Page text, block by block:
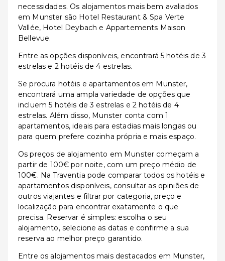
necessidades. Os alojamentos mais bem avaliados
em Munster são Hotel Restaurant & Spa Verte
Vallée, Hotel Deybach e Appartements Maison
Bellevue.
Entre as opções disponíveis, encontrará 5 hotéis de 3
estrelas e 2 hotéis de 4 estrelas.
Se procura hotéis e apartamentos em Munster,
encontrará uma ampla variedade de opções que
incluem 5 hotéis de 3 estrelas e 2 hotéis de 4
estrelas. Além disso, Munster conta com 1
apartamentos, ideais para estadias mais longas ou
para quem prefere cozinha própria e mais espaço.
Os preços de alojamento em Munster começam a
partir de 100€ por noite, com um preço médio de
100€. Na Traventia pode comparar todos os hotéis e
apartamentos disponíveis, consultar as opiniões de
outros viajantes e filtrar por categoria, preço e
localização para encontrar exatamente o que
precisa. Reservar é simples: escolha o seu
alojamento, selecione as datas e confirme a sua
reserva ao melhor preço garantido.
Entre os alojamentos mais destacados em Munster,